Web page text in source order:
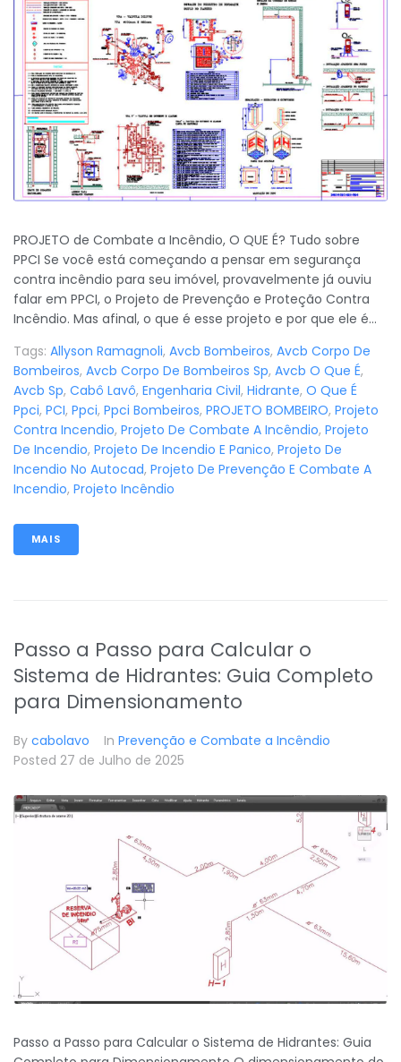
PROJETO de Combate a Incêndio, O QUE É? Tudo sobre
PPCI Se você está começando a pensar em segurança
contra incêndio para seu imóvel, provavelmente já ouviu
falar em PPCI, o Projeto de Prevenção e Proteção Contra
Incêndio. Mas afinal, o que é esse projeto e por que ele é...
Tags: Allyson Ramagnoli, Avcb Bombeiros, Avcb Corpo De
Bombeiros, Avcb Corpo De Bombeiros Sp, Avcb O Que É,
Avcb Sp, Cabô Lavô, Engenharia Civil, Hidrante, O Que É
Ppci, PCI, Ppci, Ppci Bombeiros, PROJETO BOMBEIRO, Projeto
Contra Incendio, Projeto De Combate A Incêndio, Projeto
De Incendio, Projeto De Incendio E Panico, Projeto De
Incendio No Autocad, Projeto De Prevenção E Combate A
Incendio, Projeto Incêndio
MAIS
Passo a Passo para Calcular o
Sistema de Hidrantes: Guia Completo
para Dimensionamento
By cabolavo In Prevenção e Combate a Incêndio
Posted 27 de Julho de 2025
Passo a Passo para Calcular o Sistema de Hidrantes: Guia